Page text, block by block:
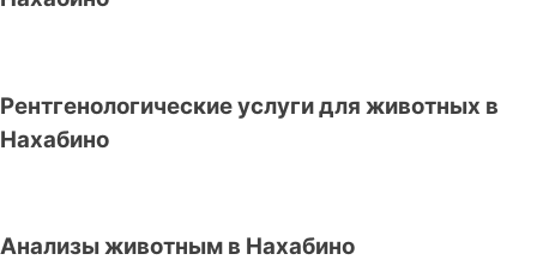
Рентгенологические услуги для животных в
Нахабино
Анализы животным в Нахабино